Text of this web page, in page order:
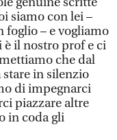
siamo con lei –
foglio – e vogliamo
è il nostro prof e ci
che dal
in silenzio
di impegnarci
piazzare altre
in coda gli